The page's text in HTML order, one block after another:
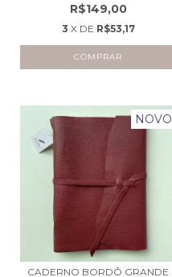
R$149,00
3 X DE R$53,17
COMPRAR
NOVO
CADERNO BORDÔ GRANDE